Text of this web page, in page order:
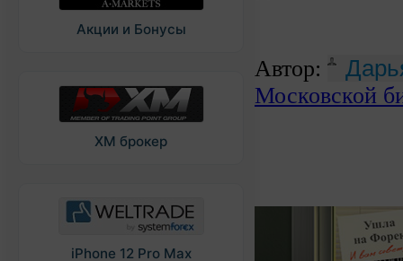
Акции и Бонусы
XM брокер
iPhone 12 Pro Max
Автор:
Московской